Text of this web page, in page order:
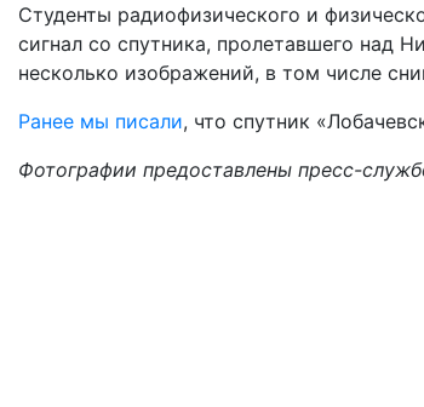
Студенты радиофизического и
сигнал со спутника, пролетавшего над
несколько изображений, в том числе
Ранее мы писали, что спутник
Фотографии предоставлены пресс-